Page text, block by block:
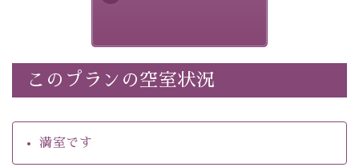
いう昔の暦による料理表現）
・朝食はこだわりの味噌汁をはじめとした和定食
【温泉】
このプランの空室状況
満室です